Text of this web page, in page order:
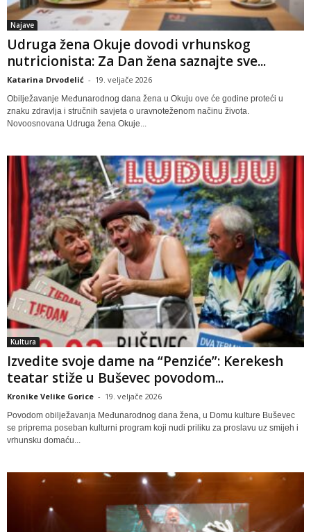
Najave
Udruga žena Okuje dovodi vrhunskog
nutricionista: Za Dan žena saznajte sve...
Katarina Drvodelić - 19. veljače 2026
Obilježavanje Međunarodnog dana žena u Okuju ove će godine proteći u
znaku zdravlja i stručnih savjeta o uravnoteženom načinu života.
Novoosnovana Udruga žena Okuje...
Kultura
Izvedite svoje dame na “Penziće”: Kerekesh
teatar stiže u Buševec povodom...
Kronike Velike Gorice - 19. veljače 2026
Povodom obilježavanja Međunarodnog dana žena, u Domu kulture Buševec
se priprema poseban kulturni program koji nudi priliku za proslavu uz smijeh i
vrhunsku domaću...